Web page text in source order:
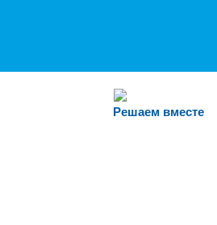
Решаем вместе